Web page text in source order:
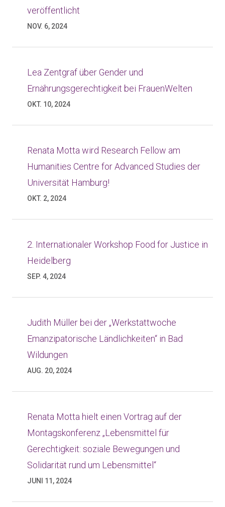
veröffentlicht
NOV. 6, 2024
Lea Zentgraf über Gender und
Ernährungsgerechtigkeit bei FrauenWelten
OKT. 10, 2024
Renata Motta wird Research Fellow am
Humanities Centre for Advanced Studies der
Universität Hamburg!
OKT. 2, 2024
2. Internationaler Workshop Food for Justice in
Heidelberg
SEP. 4, 2024
Judith Müller bei der „Werkstattwoche
Emanzipatorische Ländlichkeiten“ in Bad
Wildungen
AUG. 20, 2024
Renata Motta hielt einen Vortrag auf der
Montagskonferenz „Lebensmittel für
Gerechtigkeit: soziale Bewegungen und
Solidarität rund um Lebensmittel“
JUNI 11, 2024